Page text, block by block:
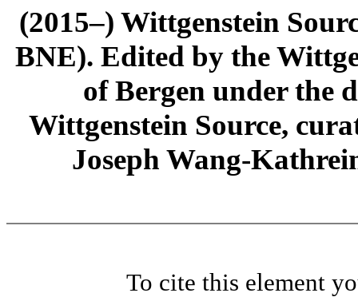
(2015–) Wittgenstein
BNE). Edited by the
of Bergen under the
Wittgenstein Source,
Joseph Wang-
To cite this element